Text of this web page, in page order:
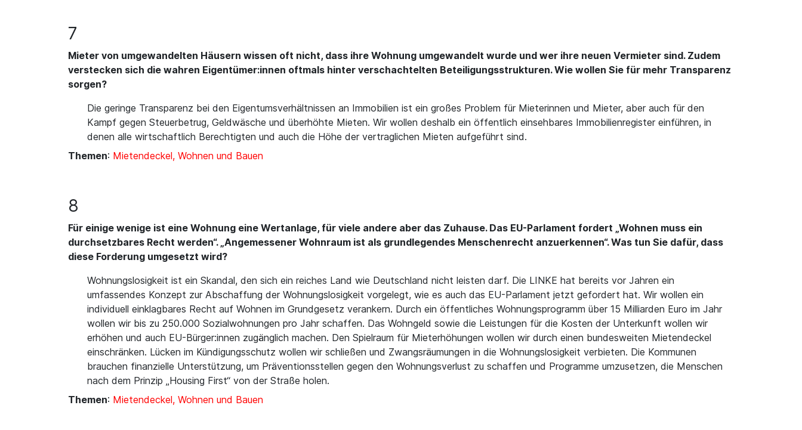
7
Mieter von umgewandelten Häusern wissen oft nicht, dass ihre Wohnung umgewandelt wurde und wer ihre neuen Vermieter sind. Zudem
verstecken sich die wahren Eigentümer:innen oftmals hinter verschachtelten Beteiligungsstrukturen. Wie wollen Sie für mehr Transparenz
sorgen?
Die geringe Transparenz bei den Eigentumsverhältnissen an Immobilien ist ein großes Problem für Mieterinnen und Mieter, aber auch für den
Kampf gegen Steuerbetrug, Geldwäsche und überhöhte Mieten. Wir wollen deshalb ein öffentlich einsehbares Immobilienregister einführen, in
denen alle wirtschaftlich Berechtigten und auch die Höhe der vertraglichen Mieten aufgeführt sind.
Themen: Mietendeckel, Wohnen und Bauen
8
Für einige wenige ist eine Wohnung eine Wertanlage, für viele andere aber das Zuhause. Das EU-Parlament fordert „Wohnen muss ein
durchsetzbares Recht werden“. „Angemessener Wohnraum ist als grundlegendes Menschenrecht anzuerkennen“. Was tun Sie dafür, dass
diese Forderung umgesetzt wird?
Wohnungslosigkeit ist ein Skandal, den sich ein reiches Land wie Deutschland nicht leisten darf. Die LINKE hat bereits vor Jahren ein
umfassendes Konzept zur Abschaffung der Wohnungslosigkeit vorgelegt, wie es auch das EU-Parlament jetzt gefordert hat. Wir wollen ein
individuell einklagbares Recht auf Wohnen im Grundgesetz verankern. Durch ein öffentliches Wohnungsprogramm über 15 Milliarden Euro im Jahr
wollen wir bis zu 250.000 Sozialwohnungen pro Jahr schaffen. Das Wohngeld sowie die Leistungen für die Kosten der Unterkunft wollen wir
erhöhen und auch EU-Bürger:innen zugänglich machen. Den Spielraum für Mieterhöhungen wollen wir durch einen bundesweiten Mietendeckel
einschränken. Lücken im Kündigungsschutz wollen wir schließen und Zwangsräumungen in die Wohnungslosigkeit verbieten. Die Kommunen
brauchen finanzielle Unterstützung, um Präventionsstellen gegen den Wohnungsverlust zu schaffen und Programme umzusetzen, die Menschen
nach dem Prinzip „Housing First“ von der Straße holen.
Themen: Mietendeckel, Wohnen und Bauen